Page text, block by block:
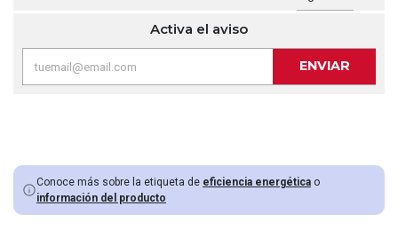
Activa el aviso
ENVIAR
Conoce más sobre la etiqueta de eficiencia energética o
información del producto